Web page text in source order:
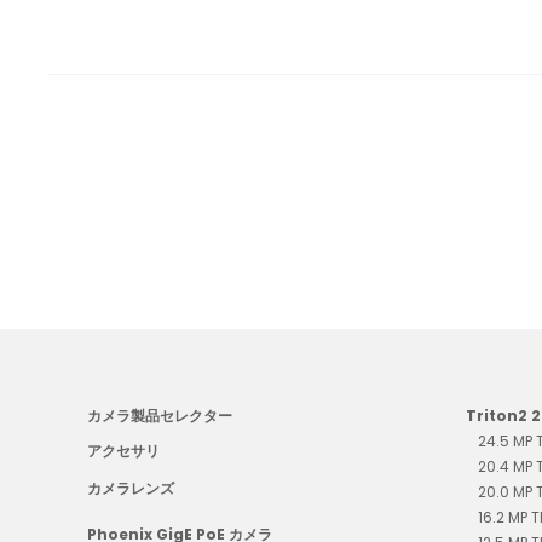
カメラ製品セレクター
アクセサリ
カメラレンズ
Phoenix GigE PoE カメラ
Triton2
24.5 MP
20.4 MP
20.0 MP
16.2 MP